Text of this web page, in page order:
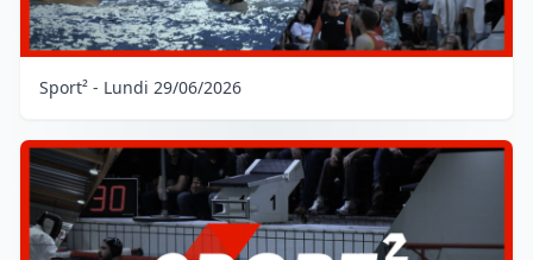
Sport² - Lundi 29/06/2026